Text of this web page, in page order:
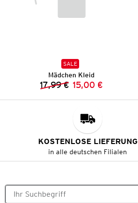
SALE
Mädchen Kleid
Vorheriger Preis:
17,99 € Neuer Preis:
15,00 €
KOSTENLOSE LIEFERUNG
in alle deutschen Filialen